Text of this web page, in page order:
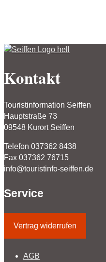
Kontakt
Touristinformation Seiffen
Hauptstraße 73
09548 Kurort Seiffen
Telefon 037362 8438
Fax 037362 76715
info@touristinfo-seiffen.de
Service
Vertrag widerrufen
AGB